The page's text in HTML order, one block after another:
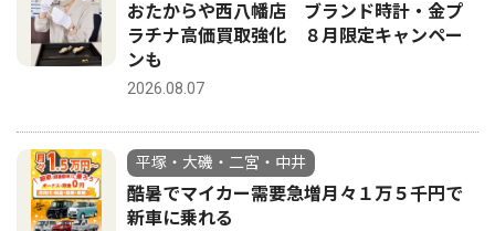
おたからや西八幡店 ブランド時計・金プ
ラチナ高価買取強化 ８月限定キャンペー
ンも
2026.08.07
平塚・大磯・二宮・中井
酷暑でマイカー需要急増月々１万５千円で
新車に乗れる